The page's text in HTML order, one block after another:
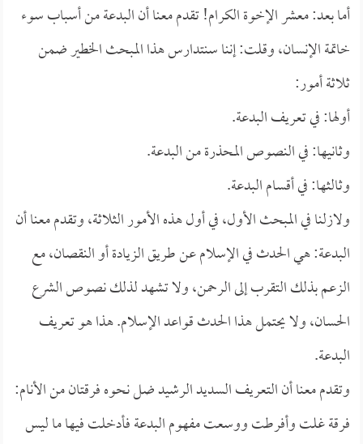
أما بعد: معشر الإخوة الكرام! تقدم معنا أن البدعة من أسباب سوء
خاتمة الإنسان، وقلت: إننا سنتدارس هذا المبحث الخطير ضمن
ثلاثة أمور:
أولها: في تعريف البدعة.
وثانيها: في النصوص المحذرة من البدعة.
وثالثها: في أقسام البدعة.
ولازلنا في المبحث الأول، في أول هذه الأمور الثلاثة، وتقدم معنا أن
البدعة: هي الحدث في الإسلام عن طريق الزيادة أو النقصان، مع
الزعم بذلك التقرب إلى الرحمن، ولا تشهد لذلك نصوص الشرع
الحسان، ولا يحتمل هذا الحدث قواعد الإسلام. هذا هو تعريف
البدعة.
وتقدم معنا أن التعريف السديد الرشيد ضل نحوه فرقتان من الأنام:
فرقة غلت وأفرطت ووسعت مفهوم البدعة فأدخلت فيها ما ليس